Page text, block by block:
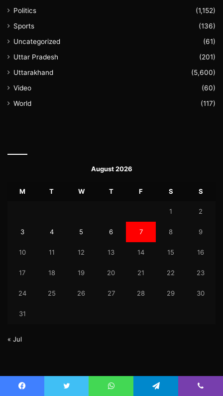
Politics
(1,152)
Sports
(136)
Uncategorized
(61)
Uttar Pradesh
(201)
Uttarakhand
(5,600)
Video
(60)
World
(117)
August 2026
M T W T F S S
1 2
3 4 5 6 7 8 9
10 11 12 13 14 15 16
17 18 19 20 21 22 23
24 25 26 27 28 29 30
31
« Jul